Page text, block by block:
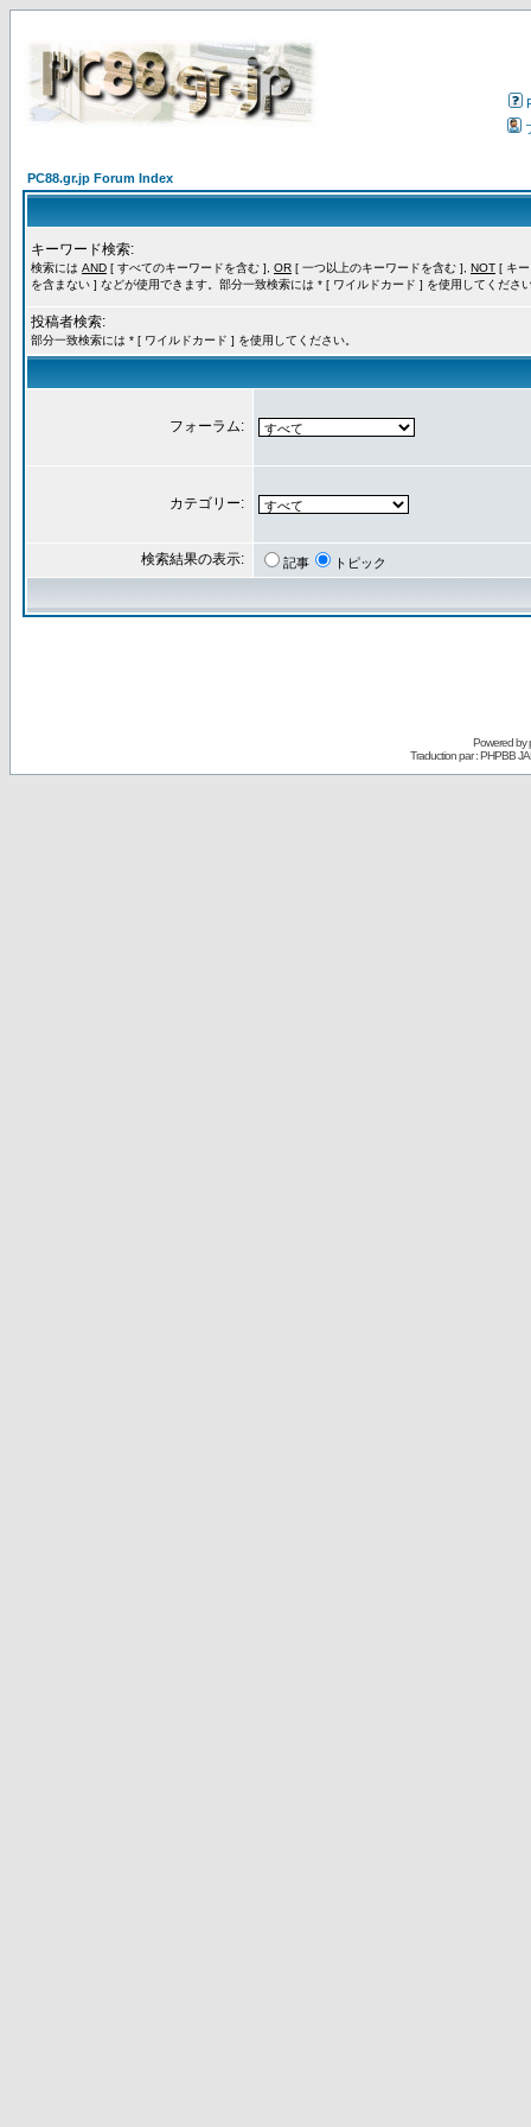
PC88.gr.jp Forum Index
キーワード検索:
検索には AND [ すべてのキーワードを含む ], OR [ 一つ以上のキーワードを含む ], NOT [ キ
を含まない ] などが使用できます。部分一致検索には * [ ワイルドカード ] を使用してくださ
投稿者検索:
部分一致検索には * [ ワイルドカード ] を使用してください。
フォーラム:
カテゴリー:
検索結果の表示: 記事 トピック
Powered by
Traduction par : PHPBB